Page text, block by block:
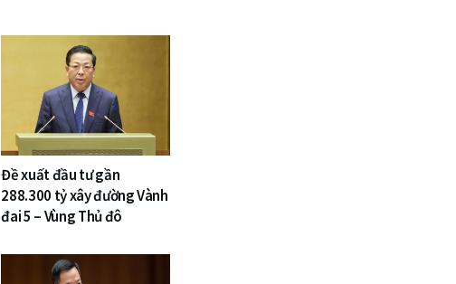
Đề xuất đầu tư gần
288.300 tỷ xây đường Vành
đai 5 – Vùng Thủ đô